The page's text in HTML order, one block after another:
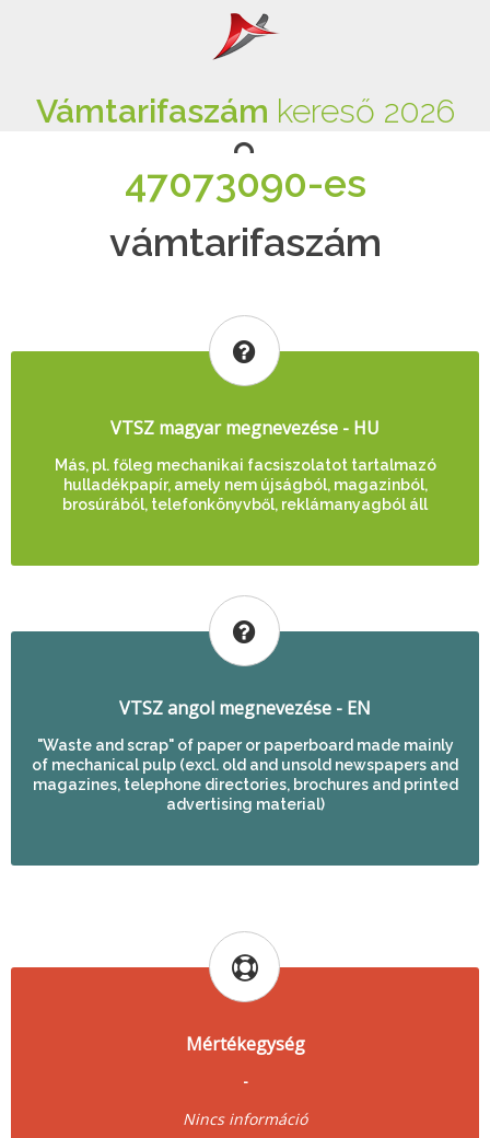
Vámtarifaszám kereső 2026
47073090-es
vámtarifaszám
VTSZ magyar megnevezése - HU
Más, pl. főleg mechanikai facsiszolatot tartalmazó
hulladékpapír, amely nem újságból, magazinból,
brosúrából, telefonkönyvből, reklámanyagból áll
VTSZ angol megnevezése - EN
"Waste and scrap" of paper or paperboard made mainly
of mechanical pulp (excl. old and unsold newspapers and
magazines, telephone directories, brochures and printed
advertising material)
Mértékegység
-
Nincs információ